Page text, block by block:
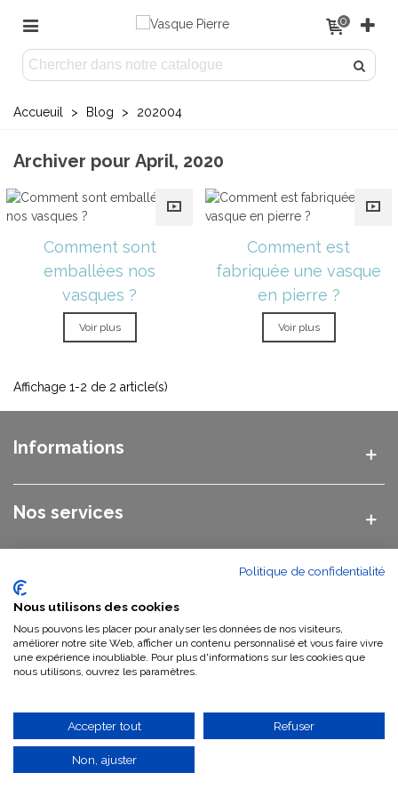
0
Accueuil > Blog > 202004
Archiver pour April, 2020
Comment sont
emballées nos
vasques ?
Voir plus
Comment est
fabriquée une vasque
en pierre ?
Voir plus
Affichage 1-2 de 2 article(s)
Informations
Nos services
Nos catégories
Nous contacter
©
Politique de confidentialité
Nous utilisons des cookies
Nous pouvons les placer pour analyser les données de nos visiteurs,
améliorer notre site Web, afficher un contenu personnalisé et vous faire vivre
une expérience inoubliable. Pour plus d'informations sur les cookies que
nous utilisons, ouvrez les paramètres.
Accepter tout Refuser
Non, ajuster